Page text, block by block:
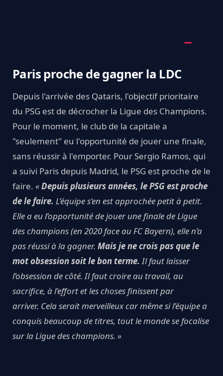
Paris proche de gagner la LDC
Depuis l'arrivée des Qataris, l'objectif prioritaire
du PSG est de décrocher la Ligue des Champions.
Pour le moment, le club de la capitale a
"seulement" eu l'opportunité de jouer une finale,
sans réussir à l'emporter. Pour Sergio Ramos, qui
a suivi Paris depuis Madrid, le PSG est proche de le
faire. «Depuis plusieurs années, le PSG est proche
de le faire. L’équipe s’en est approchée petit à petit.
Elle a eu l’opportunité de jouer une finale de Ligue
des champions (en 2020 face au FC Bayern), elle n’a
pas réussi à la gagner. Mais je ne crois pas que le
mot obsession soit le bon terme. Il faut laisser
l’obsession de côté. Il faut croire au travail, au
sacrifice, à l’effort et les choses finissent par
arriver. Cela serait merveilleux car même si l’équipe a
conquis beaucoup de titres, tout le monde se focalise
sur la Ligue des champions. »